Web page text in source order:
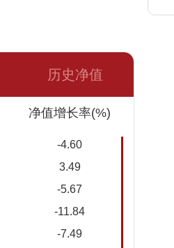
历史净值
净值增长率(%)
-4.60
3.49
-5.67
-11.84
-7.49
累计净